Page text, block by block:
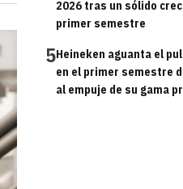
2026 tras un sólido
primer semestre
5Heineken aguanta el
en el primer semestre
al empuje de su gama